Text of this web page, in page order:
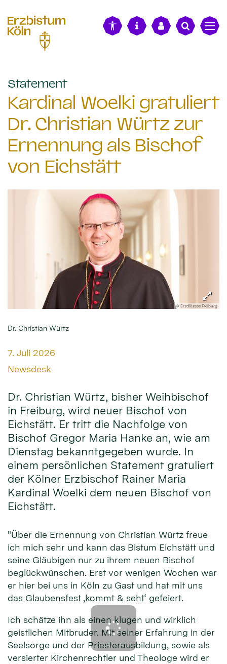
Statement:
Kardinal Woelki gratuliert
Dr. Christian Würtz zur
Ernennung als Bischof
von Eichstätt
© Erzdiözese Freiburg
Dr. Christian Würtz
Datum:
7. Juli 2026
Von:
Newsdesk
Dr. Christian Würtz, bisher Weihbischof
in Freiburg, wird neuer Bischof von
Eichstätt. Er tritt die Nachfolge von
Bischof Gregor Maria Hanke an, wie am
Dienstag bekanntgegeben wurde. In
einem persönlichen Statement gratuliert
der Kölner Erzbischof Rainer Maria
Kardinal Woelki dem neuen Bischof von
Eichstätt.
"Über die Ernennung von Christian Würtz freue
ich mich sehr und kann das Bistum Eichstätt und
seine Gläubigen nur zu ihrem neuen Bischof
beglückwünschen. Erst vor wenigen Wochen war
er hier bei uns in Köln zu Gast und hat mit uns
das Glaubensfest ‚kommt & seht‘ gefeiert.
Ich schätze ihn als einen klugen und wirklich
geistlichen Mitbruder. Mit seiner Erfahrung in der
Seelsorge und der Priesterausbildung, sowie als
versierter Kirchenrechtler und Theologe wird er